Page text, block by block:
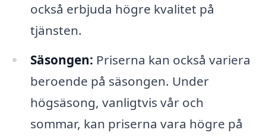
också erbjuda högre kvalitet på
tjänsten.
Säsongen: Priserna kan också variera
beroende på säsongen. Under
högsäsong, vanligtvis vår och
sommar, kan priserna vara högre på